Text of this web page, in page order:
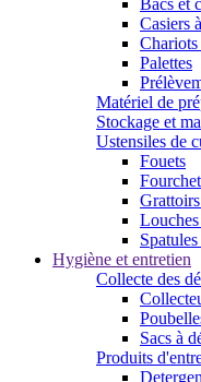
Bacs et
Casiers
Chariots
Palettes
Matériel de
Stockage et
Ustensiles de
Fouets
Hygiène et entretien
Collecte des
Sacs à
Produits